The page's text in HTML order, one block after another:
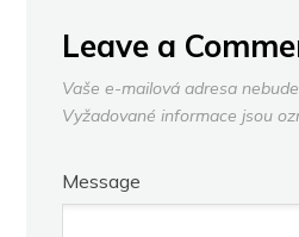
Leave a
Vaše e-mailová adresa
Vyžadované informace jsou
Message